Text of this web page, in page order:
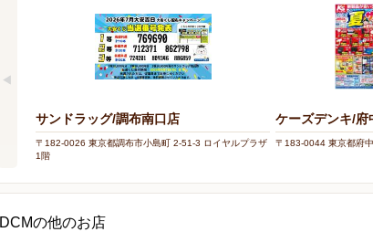
サンドラッグ/調布南口店
〒182-0026 東京都調布市小島町 2-51-3 ロイヤルプラザ
1階
ケーズデンキ/府
〒183-0044 東京都府
DCMの他のお店